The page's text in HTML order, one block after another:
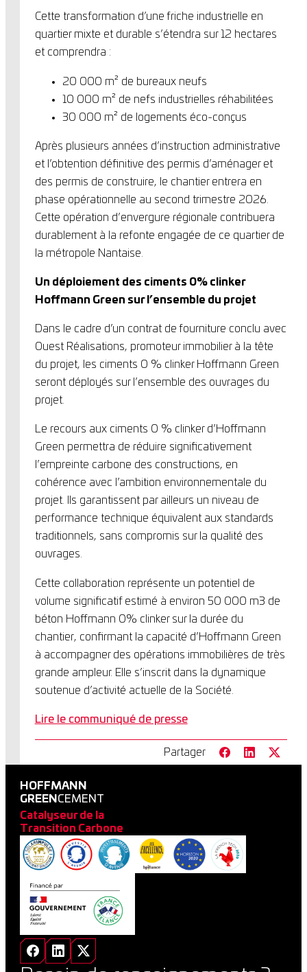
Cette transformation d’une friche industrielle en
quartier mixte et durable s’étendra sur 12 hectares
et comprendra :
20 000 m² de bureaux neufs
10 000 m² de nefs industrielles réhabilitées
30 000 m² de logements éco-conçus
Après plusieurs années d’instruction administrative
et l’obtention définitive des permis d’aménager et
des permis de construire, le chantier entrera en
phase opérationnelle au second trimestre 2026.
Cette opération d’envergure régionale contribuera
durablement à la refonte engagée de ce quartier de
la métropole Nantaise.
Un déploiement des ciments 0% clinker
Hoffmann Green sur l’ensemble du projet
Dans le cadre d’un contrat de fourniture conclu avec
Ouest Réalisations, promoteur immobilier à la tête
du projet, les ciments 0 % clinker Hoffmann Green
seront déployés sur l’ensemble des ouvrages du
projet.
Le recours aux ciments 0 % clinker d’Hoffmann
Green permettra de réduire significativement
l’empreinte carbone des constructions, en
cohérence avec l’ambition environnementale du
projet. Ils garantissent par ailleurs un niveau de
performance technique équivalent aux standards
traditionnels, sans compromis sur la qualité des
ouvrages.
Cette collaboration représente un potentiel de
volume significatif estimé à environ 50 000 m3 de
béton Hoffmann 0% clinker sur la durée du
chantier, confirmant la capacité d’Hoffmann Green
à accompagner des opérations immobilières de très
grande ampleur. Elle s’inscrit dans la dynamique
soutenue d’activité actuelle de la Société.
Lire le communiqué de presse
Partager
HOFFMANN
GREEN CEMENT
Catalyseur de la
Transition Carbone